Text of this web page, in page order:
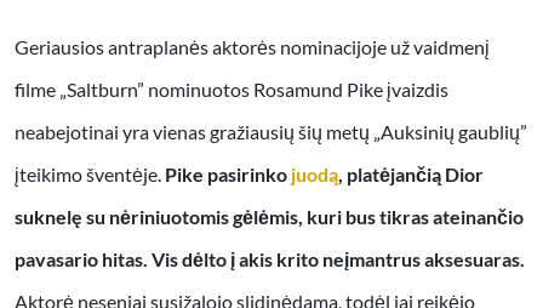
Geriausios antraplanės aktorės nominacijoje už vaidmenį
filme „Saltburn” nominuotos Rosamund Pike įvaizdis
neabejotinai yra vienas gražiausių šių metų „Auksinių gaublių”
įteikimo šventėje. Pike pasirinko juodą, platėjančią Dior
suknelę su nėriniuotomis gėlėmis, kuri bus tikras ateinančio
pavasario hitas. Vis dėlto į akis krito neįmantrus aksesuaras.
Aktorė neseniai susižalojo slidinėdama, todėl jai reikėjo